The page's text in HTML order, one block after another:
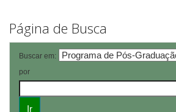
Página de Busca
Buscar em:
por